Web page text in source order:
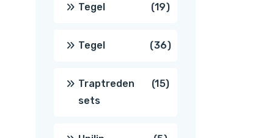
Tegel 1919
producten
Tegel 3636
producten
Traptreden
sets
1515